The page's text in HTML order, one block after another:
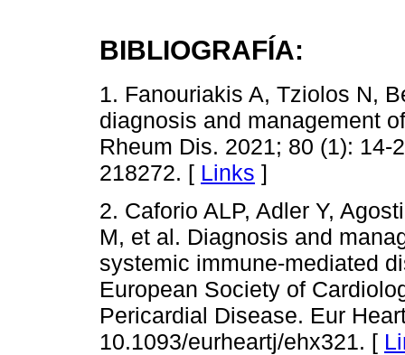
BIBLIOGRAFÍA:
1. Fanouriakis A, Tziolos N,
diagnosis and management
Rheum Dis. 2021; 80 (1): 14-
218272. [ Links ]
2. Caforio ALP, Adler Y,
M, et al. Diagnosis and
systemic immune-mediated
European Society of
Pericardial Disease. Eur
10.1093/eurheartj/ehx321. [